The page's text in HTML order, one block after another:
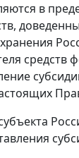
в
средств